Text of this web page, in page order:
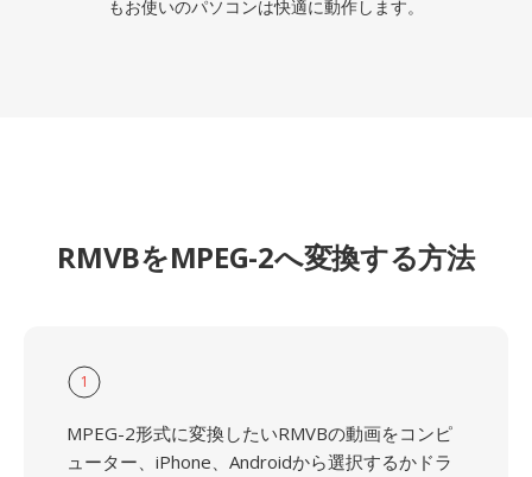
もお使いのパソコンは快適に動作します。
RMVBをMPEG-2へ変換する方法
1
MPEG-2形式に変換したいRMVBの動画をコンピ
ューター、iPhone、Androidから選択するかドラ